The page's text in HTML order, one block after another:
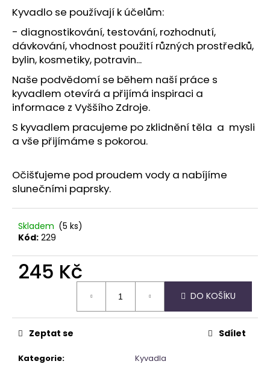
Kyvadlo se používají k účelům:
- diagnostikování, testování, rozhodnutí,
dávkování, vhodnost použití různých prostředků,
bylin, kosmetiky, potravin...
Naše podvědomí se během naší práce s
kyvadlem otevírá a přijímá inspiraci a
informace z Vyššího Zdroje.
S kyvadlem pracujeme po zklidnění těla a mysli
a vše přijímáme s pokorou.
Očišťujeme pod proudem vody a nabíjíme
slunečními paprsky.
Skladem (5 ks)
Kód: 229
245 Kč
DO KOŠÍKU
Kategorie: Kyvadla
Zeptat se Sdílet